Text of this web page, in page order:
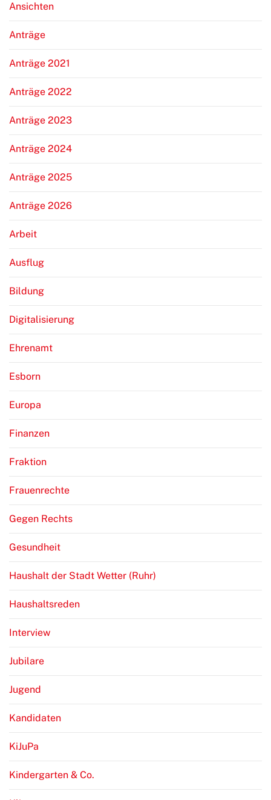
Ansichten
Anträge
Anträge 2021
Anträge 2022
Anträge 2023
Anträge 2024
Anträge 2025
Anträge 2026
Arbeit
Ausflug
Bildung
Digitalisierung
Ehrenamt
Esborn
Europa
Finanzen
Fraktion
Frauenrechte
Gegen Rechts
Gesundheit
Haushalt der Stadt Wetter (Ruhr)
Haushaltsreden
Interview
Jubilare
Jugend
Kandidaten
KiJuPa
Kindergarten & Co.